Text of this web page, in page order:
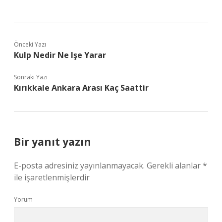
Önceki Yazı
Kulp Nedir Ne Işe Yarar
Sonraki Yazı
Kırıkkale Ankara Arası Kaç Saattir
Bir yanıt yazın
E-posta adresiniz yayınlanmayacak. Gerekli alanlar*
ile işaretlenmişlerdir
Yorum